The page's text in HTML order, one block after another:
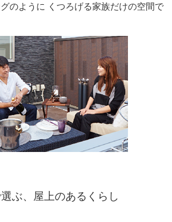
のように くつろげる家族だけの空間で
ぶ、屋上のあるくらし